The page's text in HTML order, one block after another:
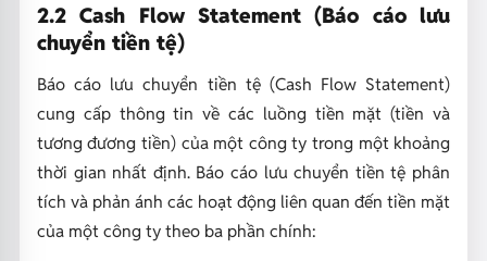
2.2 Cash Flow Statement (Báo cáo lưu
chuyển tiền tệ)
Báo cáo lưu chuyển tiền tệ (Cash Flow Statement)
cung cấp thông tin về các luồng tiền mặt (tiền và
tương đương tiền) của một công ty trong một khoảng
thời gian nhất định. Báo cáo lưu chuyển tiền tệ phân
tích và phản ánh các hoạt động liên quan đến tiền mặt
của một công ty theo ba phần chính: